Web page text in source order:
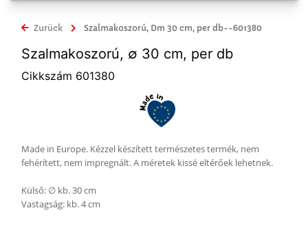
Zurück Szalmakoszorú, Dm 30 cm, per db--601380
Szalmakoszorú, ∅ 30 cm, per db
Cikkszám 601380
Made in Europe. Kézzel készített természetes termék, nem
fehérített, nem impregnált. A méretek kissé eltérőek lehetnek.
Külső: ∅ kb. 30 cm
Vastagság: kb. 4 cm